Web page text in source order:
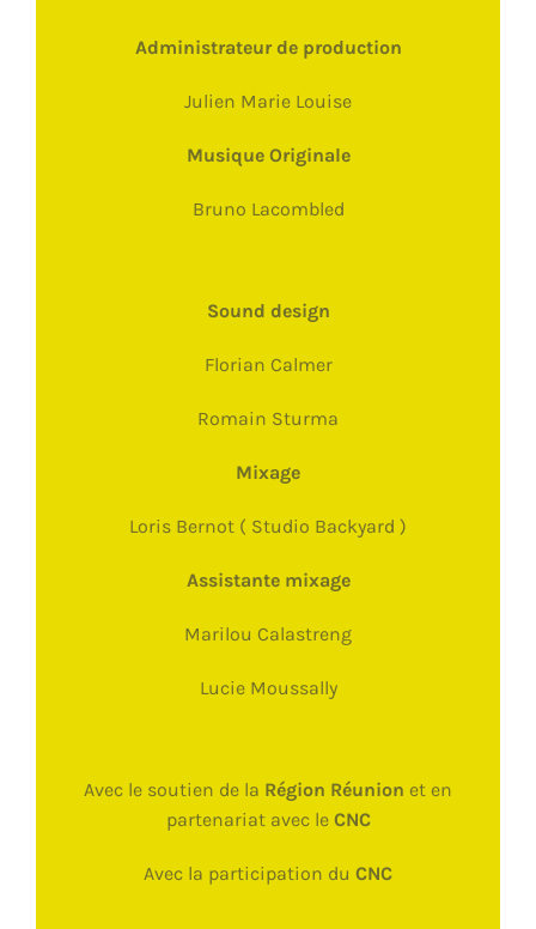
Administrateur de production
Julien Marie Louise
Musique Originale
Bruno Lacombled
Sound design
Florian Calmer
Romain Sturma
Mixage
Loris Bernot ( Studio Backyard )
Assistante mixage
Marilou Calastreng
Lucie Moussally
Avec le soutien de la Région Réunion et en
partenariat avec le CNC
Avec la participation du CNC